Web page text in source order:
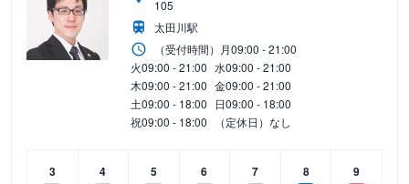
105
太田川駅
（受付時間） 月09:00 - 21:00
火09:00 - 21:00 水09:00 - 21:00
木09:00 - 21:00 金09:00 - 21:00
土09:00 - 18:00 日09:00 - 18:00
祝09:00 - 18:00 （定休日）なし
3
4
5
6
7
8
9